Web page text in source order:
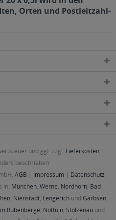
Orten und Postleitzahl-
und ggf. zzgl. Lieferkosten,
beschrieben
AGB | Impressum | Datenschutz
in: München, Werne, Nordhorn, Bad
, Nienstädt, Lengerichund Garbsen,
Rübenberge, Nottuln, Stolzenau und